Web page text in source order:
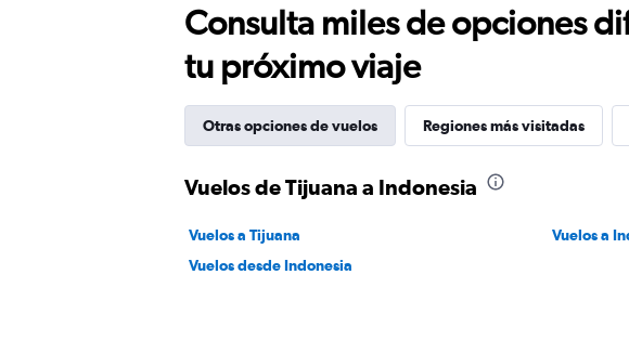
Consulta miles de opciones
tu próximo viaje
Otras opciones de vuelos Regiones más visitadas
Vuelos de Tijuana a Indonesia
Vuelos a Tijuana Vuelos a
Vuelos desde Indonesia